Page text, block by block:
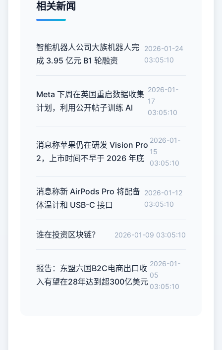
相关新闻
智能机器人公司大族机器人完
成 3.95 亿元 B1 轮融资
2026-01-24
03:05:10
Meta 下周在英国重启数据收集
计划，利用公开帖子训练 AI
2026-01-
17
03:05:10
消息称苹果仍在研发 Vision Pro
2，上市时间不早于 2026 年底
2026-01-
15
03:05:10
消息称新 AirPods Pro 将配备
体温计和 USB-C 接口
2026-01-12
03:05:10
谁在投资区块链？ 2026-01-09 03:05:10
报告：东盟六国B2C电商出口收
入有望在28年达到超300亿美元
2026-01-
05
03:05:10